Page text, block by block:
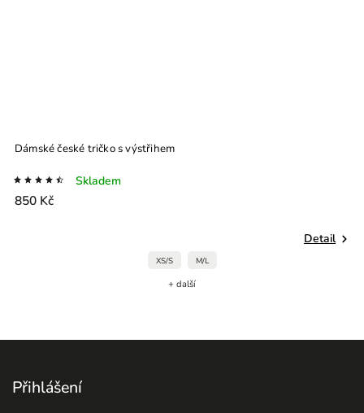
Dámské české tričko s výstřihem
Skladem
850 Kč
Detail
XS/S M/L
+ další
Přihlášení